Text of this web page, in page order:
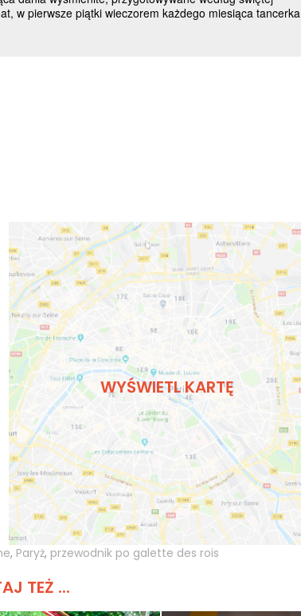
WYŚWIETL KARTĘ
, Paryż, przewodnik po galette des rois
TEŻ ...